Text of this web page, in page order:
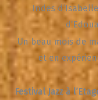
Indes
Un beau mois de
et en
Festival Jazz à